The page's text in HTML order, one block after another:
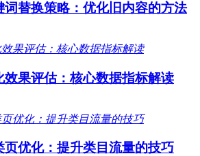
词替换策略：优化旧内容的方法
效果评估：核心数据指标解读
页优化：提升类目流量的技巧